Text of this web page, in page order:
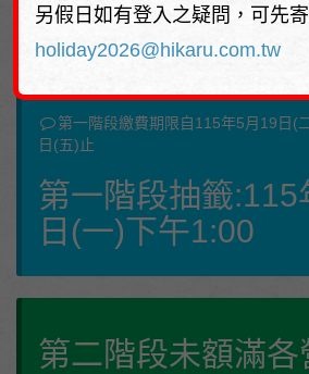
第一階段 / 所有營
第一階段繳費期限自115年5月19日(
日(五)止
第一階段抽籤:115
日(一)下午1:00
第二階段未額滿各
另假日如有登入之疑問，可先
holiday2026@hikaru.com.tw